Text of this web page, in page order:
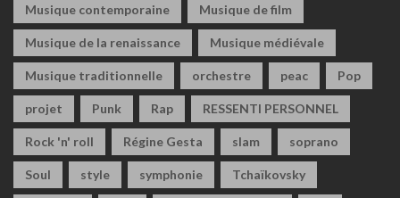
Musique contemporaine Musique de film
Musique de la renaissance Musique médiévale
Musique traditionnelle orchestre peac Pop
projet Punk Rap RESSENTI PERSONNEL
Rock 'n' roll Régine Gesta slam soprano
Soul style symphonie Tchaïkovsky